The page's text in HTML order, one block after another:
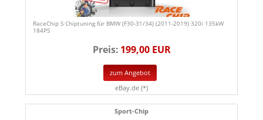
RaceChip S Chiptuning für BMW (F30-31/34) (2011-2019) 320i 135kW
184PS
Preis: 199,00 EUR
zum Angebot
eBay.de (*)
Sport-Chip